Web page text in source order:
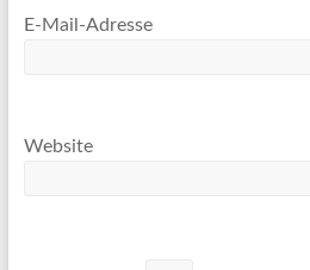
E-Mail-Adresse
Website